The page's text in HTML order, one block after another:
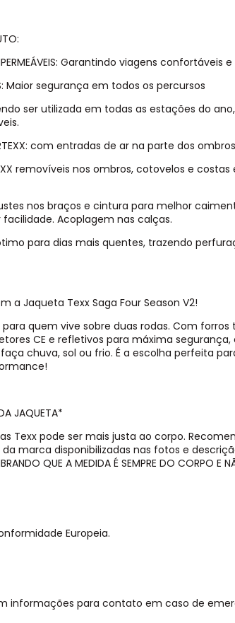
Garantindo viagens confortáveis
Maior segurança em todos os percursos
ser utilizada em todas as estações do
com entradas de ar na parte dos
removíveis nos ombros, cotovelos e
nos braços e cintura para melhor
Acoplagem nas calças.
ótimo para dias mais quentes, trazendo
a Jaqueta Texx Saga Four Season V2!
quem vive sobre duas rodas. Com
CE e refletivos para máxima
chuva, sol ou frio. É a escolha perfeita
JAQUETA*
Texx pode ser mais justa ao corpo.
marca disponibilizadas nas fotos e
QUE A MEDIDA É SEMPRE DO CORPO E
Europeia.
informações para contato em caso de